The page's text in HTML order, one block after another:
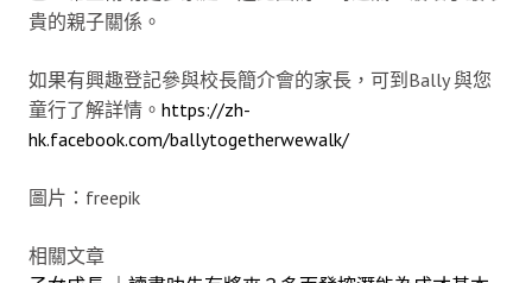
貴的親子關係。
如果有興趣登記參與校長簡介會的家長，可到Bally 與您
童行了解詳情。 https://zh-
hk.facebook.com/ballytogetherwewalk/
圖片：freepik
相關文章